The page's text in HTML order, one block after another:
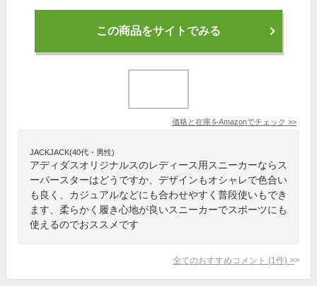
この商品をサイトでみる
価格と在庫をAmazonでチェック >>
JACKJACK(40代・男性)
アディダスオリジナルスのレディース用スニーカーならス
ーパースターはどうですか、デザインもオシャレで色合い
も良く、カジュアルなどにも合わせやすく普段使いもでき
ます、柔らかく履き心地が良いスニーカーでスポーツにも
使えるのでおススメです
全てのおすすめコメント (1 件) >